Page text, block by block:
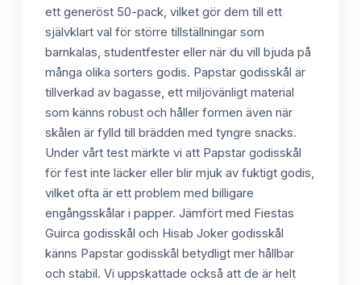
ett generöst 50-pack, vilket gör dem till ett
självklart val för större tillställningar som
barnkalas, studentfester eller när du vill bjuda på
många olika sorters godis. Papstar godisskål är
tillverkad av bagasse, ett miljövänligt material
som känns robust och håller formen även när
skålen är fylld till brädden med tyngre snacks.
Under vårt test märkte vi att Papstar godisskål
för fest inte läcker eller blir mjuk av fuktigt godis,
vilket ofta är ett problem med billigare
engångsskålar i papper. Jämfört med Fiestas
Guirca godisskål och Hisab Joker godisskål
känns Papstar godisskål betydligt mer hållbar
och stabil. Vi uppskattade också att de är helt